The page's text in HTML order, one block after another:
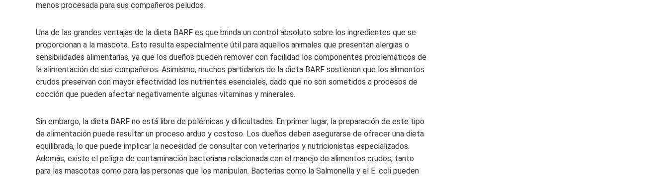
menos procesada para sus compañeros peludos.
Una de las grandes ventajas de la dieta BARF es que brinda un control absoluto sobre los ingredientes que se
proporcionan a la mascota. Esto resulta especialmente útil para aquellos animales que presentan alergias o
sensibilidades alimentarias, ya que los dueños pueden remover con facilidad los componentes problemáticos de
la alimentación de sus compañeros. Asimismo, muchos partidarios de la dieta BARF sostienen que los alimentos
crudos preservan con mayor efectividad los nutrientes esenciales, dado que no son sometidos a procesos de
cocción que pueden afectar negativamente algunas vitaminas y minerales.
Sin embargo, la dieta BARF no está libre de polémicas y dificultades. En primer lugar, la preparación de este tipo
de alimentación puede resultar un proceso arduo y costoso. Los dueños deben asegurarse de ofrecer una dieta
equilibrada, lo que puede implicar la necesidad de consultar con veterinarios y nutricionistas especializados.
Además, existe el peligro de contaminación bacteriana relacionada con el manejo de alimentos crudos, tanto
para las mascotas como para las personas que los manipulan. Bacterias como la Salmonella y el E. coli pueden